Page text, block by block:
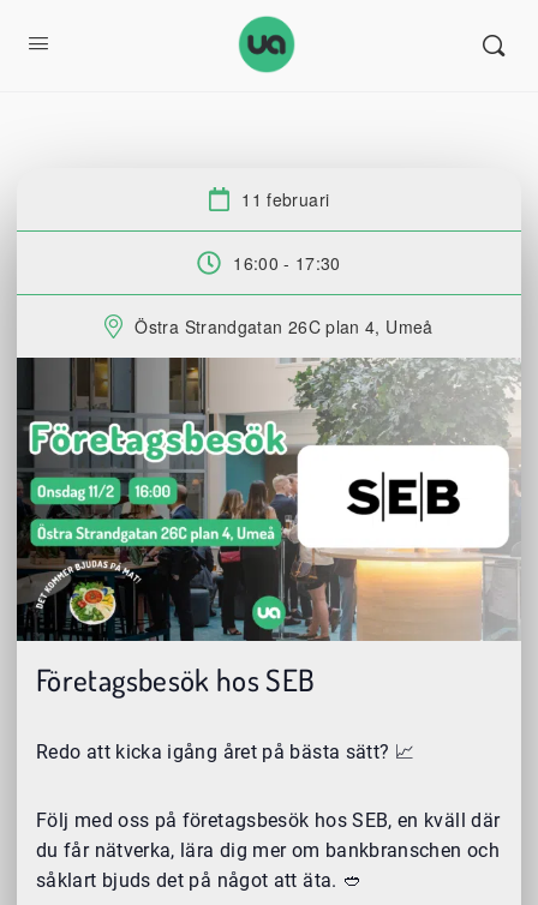
Datum:
11 februari
Tid:
16:00 - 17:30
Plats:
Östra Strandgatan 26C plan 4, Umeå
Företagsbesök hos SEB
Redo att kicka igång året på bästa sätt? 📈
Följ med oss på företagsbesök hos SEB, en kväll där
du får nätverka, lära dig mer om bankbranschen och
såklart bjuds det på något att äta. 🥙